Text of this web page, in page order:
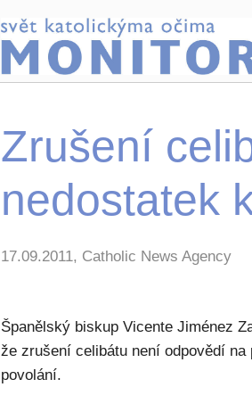
Zrušení
nedostatek
17.09.2011, Catholic News Agency
Španělský biskup Vicente Jiménez
že zrušení celibátu není odpovědí
povolání.